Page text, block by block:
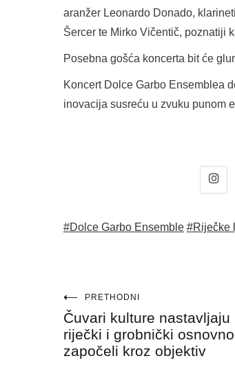
aranžer Leonardo Donado,
Šercer te Mirko Vičentič, poznatiji
Posebna gošća koncerta bit će
Koncert Dolce Garbo Ensemblea
inovacija susreću u zvuku punom
#Dolce Garbo Ensemble #Riječke
Navigacija
objava
PRETHODNI
Čuvari kulture nastavljaju
riječki i grobnički
započeli kroz objektiv